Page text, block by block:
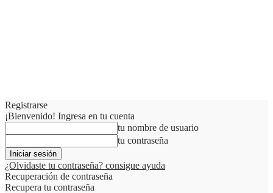
Registrarse
¡Bienvenido! Ingresa en tu cuenta
tu nombre de usuario
tu contraseña
¿Olvidaste tu contraseña? consigue ayuda
Recuperación de contraseña
Recupera tu contraseña